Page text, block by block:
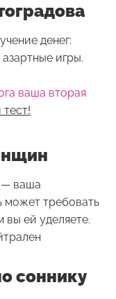
денег:
игры.
ваша вторая
— ваша
может требовать
вы ей уделяете.
соннику